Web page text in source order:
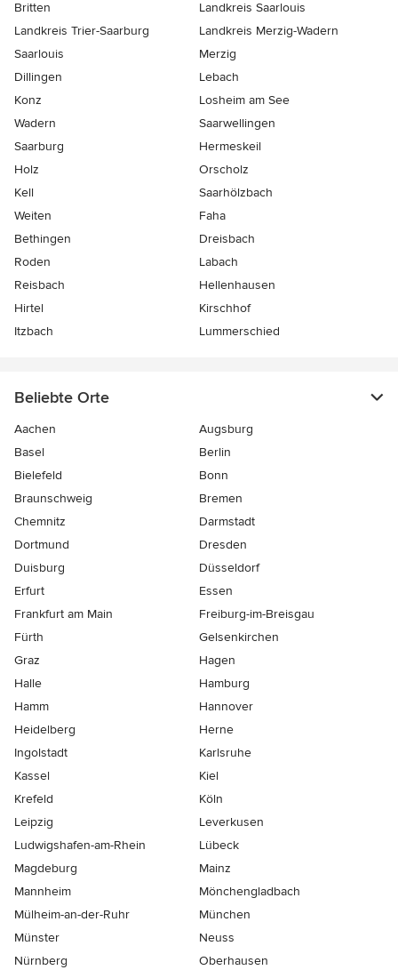
Britten
Landkreis Saarlouis
Landkreis Trier-Saarburg
Landkreis Merzig-Wadern
Saarlouis
Merzig
Dillingen
Lebach
Konz
Losheim am See
Wadern
Saarwellingen
Saarburg
Hermeskeil
Holz
Orscholz
Kell
Saarhölzbach
Weiten
Faha
Bethingen
Dreisbach
Roden
Labach
Reisbach
Hellenhausen
Hirtel
Kirschhof
Itzbach
Lummerschied
Beliebte Orte
Aachen
Augsburg
Basel
Berlin
Bielefeld
Bonn
Braunschweig
Bremen
Chemnitz
Darmstadt
Dortmund
Dresden
Duisburg
Düsseldorf
Erfurt
Essen
Frankfurt am Main
Freiburg-im-Breisgau
Fürth
Gelsenkirchen
Graz
Hagen
Halle
Hamburg
Hamm
Hannover
Heidelberg
Herne
Ingolstadt
Karlsruhe
Kassel
Kiel
Krefeld
Köln
Leipzig
Leverkusen
Ludwigshafen-am-Rhein
Lübeck
Magdeburg
Mainz
Mannheim
Mönchen­gladbach
Mülheim-an-der-Ruhr
München
Münster
Neuss
Nürnberg
Oberhausen